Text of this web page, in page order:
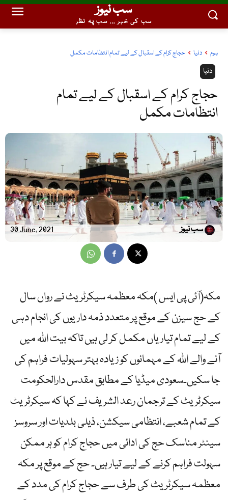
سب نیوز
سب کی خبر ... سب پہ نظر
ہوم دنیا حجاج کرام کے اسقبال کے لیے تمام انتظامات مکمل
دنیا
حجاج کرام کے اسقبال کے لیے تمام
انتظامات مکمل
30 June, 2021 سب نیوز
مکہ(آئی پی ایس )مکہ معظمہ سیکرٹریٹ نے رواں سال
کے حج سیزن کے موقع پر متعدد ذمہ داریوں کی انجام دہی
کے لیے تمام تیاریاں مکمل کر لی ہیں تاکہ بیت اللہ میں
آنے والے اللہ کے مہمانوں کو زیادہ بہتر سہولیات فراہم کی
جا سکیں۔سعودی میڈیا کے مطابق مقدس دارالحکومت
سیکرٹریٹ کے ترجمان رعد الشریف نے کہا کہ سیکرٹریٹ
کے تمام شعبے، انتظامی سیکشن، ذیلی بلدیات اور سروسز
سینٹر مناسک حج کی ادائی میں حجاج کرام کو ہر ممکن
سہولت فراہم کرنے کے لیے تیار ہیں۔ حج کے موقع پر مکہ
معظمہ سیکرٹریٹ کی طرف سے حجاج کرام کی مدد کے